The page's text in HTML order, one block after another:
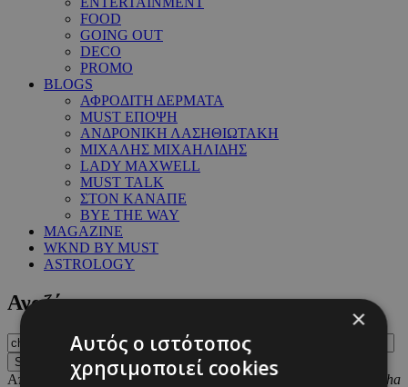
FOOD
GOING OUT
DECO
PROMO
BLOGS
ΑΦΡΟΔΙΤΗ ΔΕΡΜΑΤΑ
MUST ΕΠΟΨΗ
ΑΝΔΡΟΝΙΚΗ ΛΑΣΗΘΙΩΤΑΚΗ
ΜΙΧΑΛΗΣ ΜΙΧΑΗΛΙΔΗΣ
LADY MAXWELL
MUST TALK
ΣΤΟΝ ΚΑΝΑΠΕ
BYE THE WAY
MAGAZINE
WKND BY MUST
ASTROLOGY
Αναζήτηση
Αποτελέσματα 1-1 από 1 που βρέθηκαν αναζητώντας
cherry mocha
×
Αυτός ο ιστότοπος
χρησιμοποιεί cookies